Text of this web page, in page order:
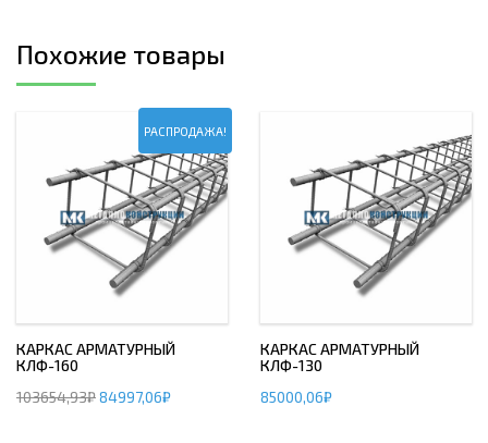
Похожие товары
РАСПРОДАЖА!
КАРКАС АРМАТУРНЫЙ
КЛФ-160
103654,93₽84997,06₽
КАРКАС АРМАТУРНЫЙ
КЛФ-130
85000,06₽